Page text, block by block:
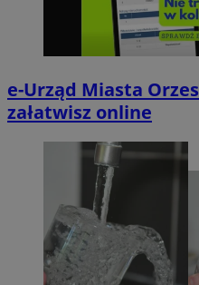
e-Urząd Miasta
załatwisz online